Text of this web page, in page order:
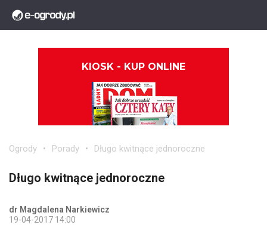
KIOSK - KUP ONLINE
Ogrody Porady Długo kwitnące jednoroczne
Długo kwitnące jednoroczne
dr Magdalena Narkiewicz
19-04-2017 14:00